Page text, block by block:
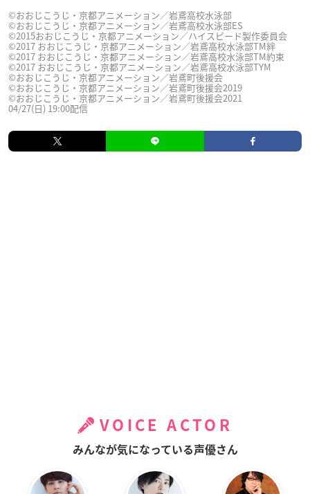
©おおじこうじ・京都アニメーション／岩鳶高校水泳部
©おおじこうじ・京都アニメーション／岩鳶高校水泳部ES
©2015おおじこうじ・京都アニメーション／ハイスピード製作委員会
©2017 おおじこうじ・京都アニメーション／岩鳶高校水泳部TM絆
©2017 おおじこうじ・京都アニメーション／岩鳶高校水泳部TM約束
©2017 おおじこうじ・京都アニメーション／岩鳶高校水泳部TYM
©おおじこうじ・京都アニメーション／岩鳶町後援会
©おおじこうじ・京都アニメーション／岩鳶町後援会2019
©おおじこうじ・京都アニメーション／岩鳶町後援会2021
04/27(日) 19:00配信
VOICE ACTOR
みんなが気になっている声優さん